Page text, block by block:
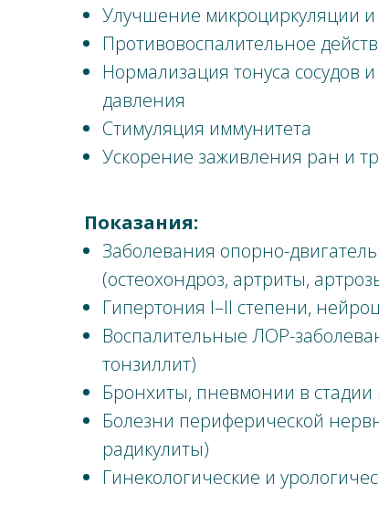
Улучшение микроциркуляции
Противовоспалительное
Нормализация тонуса сосудов
давления
Стимуляция иммунитета
Ускорение заживления ран и
Показания:
Заболевания опорно-
(остеохондроз, артриты,
Гипертония I–II степени,
Воспалительные ЛОР-
тонзиллит)
Бронхиты, пневмонии в
Болезни периферической
радикулиты)
Гинекологические и